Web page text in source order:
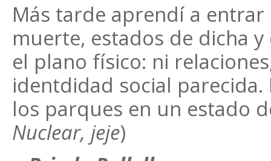
Más tarde aprendí a
muerte, estados de dicha
el plano físico: ni
identdidad social parecida.
los parques en un estado
Nuclear, jeje)